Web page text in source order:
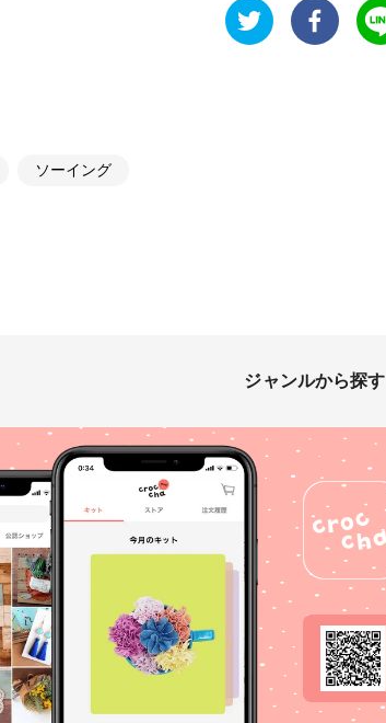
ソーイング
ジャンルから探す